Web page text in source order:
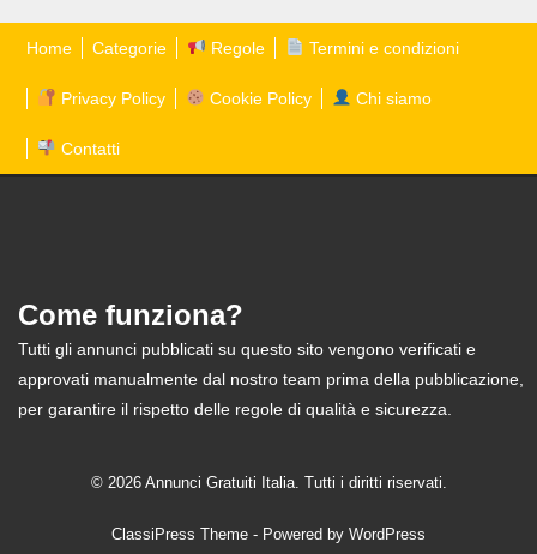
Home Categorie Regole Termini e condizioni
Privacy Policy Cookie Policy Chi siamo
Contatti
Come funziona?
Tutti gli annunci pubblicati su questo sito vengono verificati e
approvati manualmente dal nostro team prima della pubblicazione,
per garantire il rispetto delle regole di qualità e sicurezza.
© 2026 Annunci Gratuiti Italia. Tutti i diritti riservati.
ClassiPress Theme - Powered by WordPress